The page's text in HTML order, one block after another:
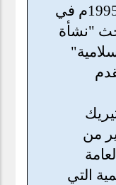
جائزة أفضل بحث لعام 1995م في
"نشأة
من
التي